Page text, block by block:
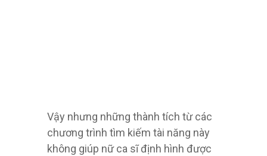
Vậy nhưng những thành tích từ các
chương trình tìm kiếm tài năng này
không giúp nữ ca sĩ định hình được